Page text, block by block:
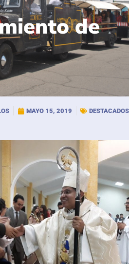
de
MAYO 15, 2019 DESTACADOS